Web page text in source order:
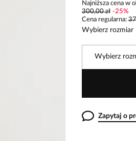
Najniższa cena w
300,00 zł -25%
Cena regularna:
Wybierz rozmiar
Wybierz
Zapytaj o